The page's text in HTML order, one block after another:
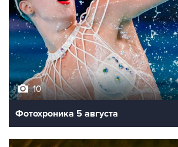
10
Фотохроника 5 августа